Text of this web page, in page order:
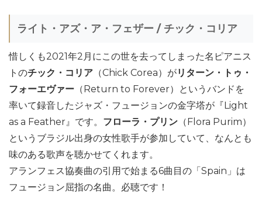
ライト・アズ・ア・フェザー / チック・コリア
惜しくも2021年2月にこの世を去ってしまった名ピアニス
トのチック・コリア （Chick Corea）がリターン・トゥ・
フォーエヴァー （Return to Forever）というバンドを
率いて録音したジャズ・フュージョンの金字塔が『Light
as a Feather』です。 フローラ・プリン （Flora Purim）
というブラジル出身の女性歌手が参加していて、なんとも
味のある歌声を聴かせてくれます。
アランフェス協奏曲の引用で始まる6曲目の「Spain」は
フュージョン屈指の名曲。必聴です！